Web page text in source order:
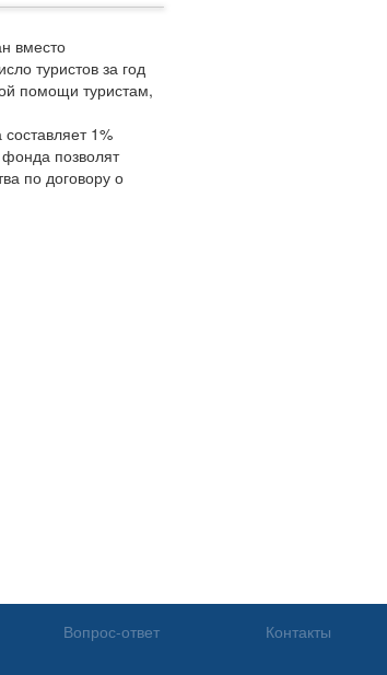
вместо
туристов за год
помощи туристам,
1%
позволят
по договору о
Вопрос-ответ Контакты